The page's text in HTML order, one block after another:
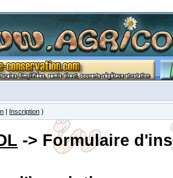
| Inscription )
-> Formulaire